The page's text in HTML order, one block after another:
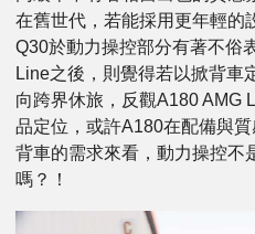
在舊世代，若能採用更年輕的
Q30於動力操控部分有著不俗
Line之後，則覺得若以掀背車
向跨界休旅，反觀A180 AMG
品定位，或許A180在配備與
背車的需求來看，動力操控不
嗎？！